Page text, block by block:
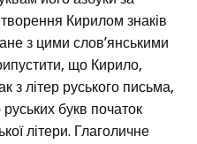
Кирилом знаків
з цими слов’янськими
що Кирило,
з літер руського письма,
букв початок
літери. Глаголичне